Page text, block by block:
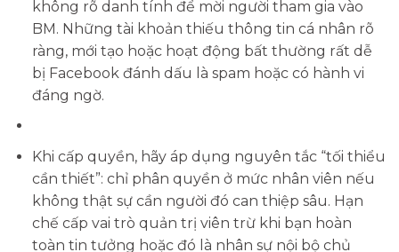
không rõ danh tính để mời người tham gia vào
BM. Những tài khoản thiếu thông tin cá nhân rõ
ràng, mới tạo hoặc hoạt động bất thường rất dễ
bị Facebook đánh dấu là spam hoặc có hành vi
đáng ngờ.
Khi cấp quyền, hãy áp dụng nguyên tắc “tối thiểu
cần thiết”: chỉ phân quyền ở mức nhân viên nếu
không thật sự cần người đó can thiệp sâu. Hạn
chế cấp vai trò quản trị viên trừ khi bạn hoàn
toàn tin tưởng hoặc đó là nhân sự nội bộ chủ